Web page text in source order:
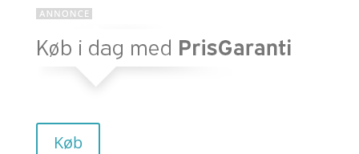
kr.
Køb